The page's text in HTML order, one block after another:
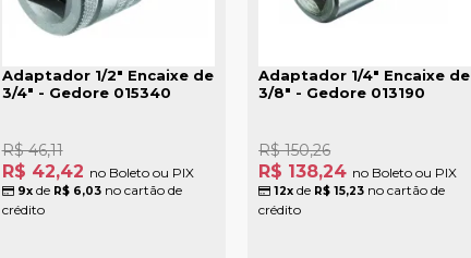
Adaptador 1/2" Encaixe de
3/4" - Gedore 015340
R$ 42,42 no Boleto ou PIX
R$ 46,11
9xde R$ 6,03no cartão de
crédito
Adaptador 1/4" Encaixe de
3/8" - Gedore 013190
R$ 138,24 no Boleto ou PIX
R$ 150,26
12x de R$ 15,23 no cartão de
crédito